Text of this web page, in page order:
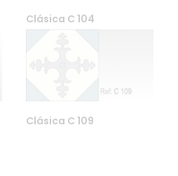
Clásica C 104
Clásica C 109